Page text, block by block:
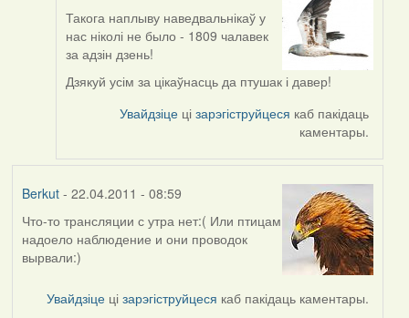
In
reply
to
by
Такога наплыву наведвальнікаў у
нас ніколі не было - 1809 чалавек
за адзін дзень!
Дзякуй усім за цікаўнасць да птушак і давер!
Увайдзіце цізарэгіструйцеся каб пакідаць
каментары.
Berkut- 22.04.2011 - 08:59
Что-то трансляции с утра нет:( Или птицам
надоело наблюдение и они проводок
вырвали:)
Увайдзіце цізарэгіструйцеся каб пакідаць каментары.